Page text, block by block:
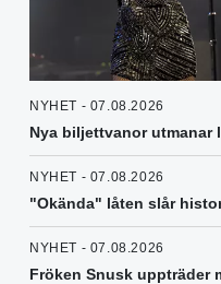
NYHET - 07.08.2026
Nya biljettvanor utmanar
NYHET - 07.08.2026
"Okända" låten slår
NYHET - 07.08.2026
Fröken Snusk uppträder